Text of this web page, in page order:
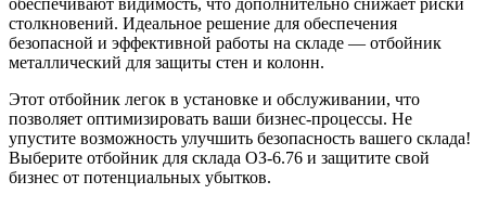
обеспечивают видимость, что дополнительно снижает риски
столкновений. Идеальное решение для обеспечения
безопасной и эффективной работы на складе — отбойник
металлический для защиты стен и колонн.
Этот отбойник легок в установке и обслуживании, что
позволяет оптимизировать ваши бизнес-процессы. Не
упустите возможность улучшить безопасность вашего склада!
Выберите отбойник для склада ОЗ-6.76 и защитите свой
бизнес от потенциальных убытков.